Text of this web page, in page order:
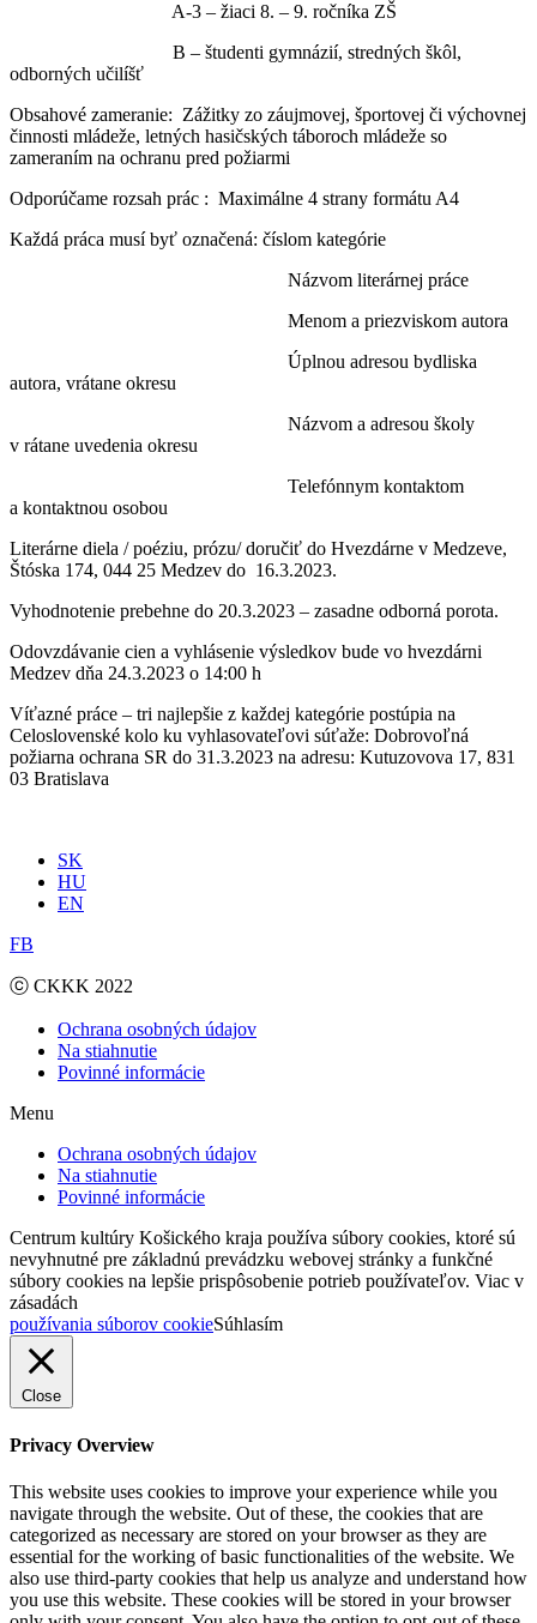
A-3 – žiaci 8. – 9. ročníka ZŠ
B – študenti gymnázií, stredných škôl,
odborných učilíšť
Obsahové zameranie: Zážitky zo záujmovej, športovej či výchovnej
činnosti mládeže, letných hasičských táboroch mládeže so
zameraním na ochranu pred požiarmi
Odporúčame rozsah prác : Maximálne 4 strany formátu A4
Každá práca musí byť označená: číslom kategórie
Názvom literárnej práce
Menom a priezviskom autora
Úplnou adresou bydliska
autora, vrátane okresu
Názvom a adresou školy
v rátane uvedenia okresu
Telefónnym kontaktom
a kontaktnou osobou
Literárne diela / poéziu, prózu/doručiť do Hvezdárne v Medzeve,
Štóska 174, 044 25 Medzev do 16.3.2023.
Vyhodnotenie prebehne do 20.3.2023 – zasadne odborná porota.
Odovzdávanie cien a vyhlásenie výsledkov bude vo hvezdárni
Medzev dňa 24.3.2023 o 14:00 h
Víťazné práce – tri najlepšie z každej kategórie postúpia na
Celoslovenské kolo ku vyhlasovateľovi súťaže: Dobrovoľná
požiarna ochrana SR do 31.3.2023 na adresu: Kutuzovova 17, 831
03 Bratislava
SK
HU
EN
FB
ⓒ CKKK 2022
Ochrana osobných údajov
Na stiahnutie
Povinné informácie
Menu
Ochrana osobných údajov
Na stiahnutie
Povinné informácie
Centrum kultúry Košického kraja používa súbory cookies, ktoré sú
nevyhnutné pre základnú prevádzku webovej stránky a funkčné
súbory cookies na lepšie prispôsobenie potrieb používateľov. Viac v
zásadách
používania súborov cookieSúhlasím
Close
Privacy Overview
This website uses cookies to improve your experience while you
navigate through the website. Out of these, the cookies that are
categorized as necessary are stored on your browser as they are
essential for the working of basic functionalities of the website. We
also use third-party cookies that help us analyze and understand how
you use this website. These cookies will be stored in your browser